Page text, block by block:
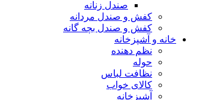
صندل زنانه
کفش و صندل مردانه
کفش و صندل بچه گانه
خانه و آشپزخانه
نظم دهنده
حوله
نظافت لباس
کالای خواب
آشپزخانه